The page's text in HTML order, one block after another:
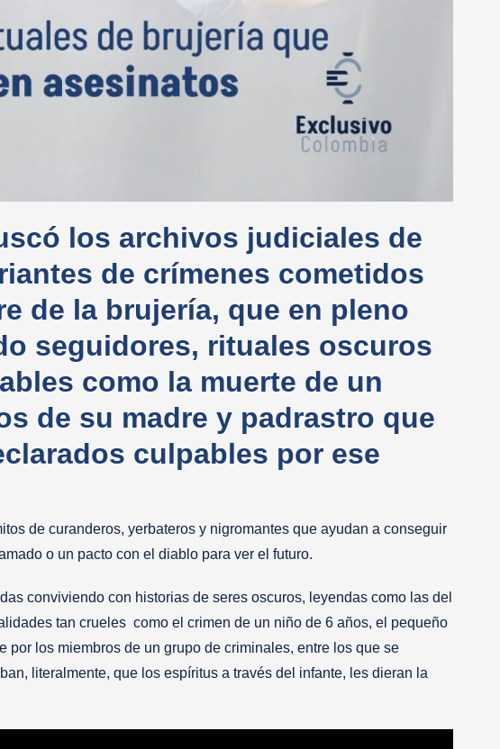
los archivos judiciales de
de crímenes cometidos
de la brujería, que en pleno
seguidores, rituales oscuros
como la muerte de un
de su madre y padrastro que
culpables por ese
de curanderos, yerbateros y nigromantes que ayudan a conseguir
o un pacto con el diablo para ver el futuro.
conviviendo con historias de seres oscuros, leyendas como las del
tan crueles como el crimen de un niño de 6 años, el pequeño
por los miembros de un grupo de criminales, entre los que se
literalmente, que los espíritus a través del infante, les dieran la